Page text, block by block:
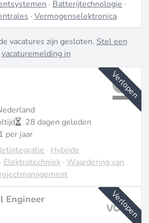
· Batterijtechnologie ·
·Vermogenselektronica
vacatures zijn gesloten. Stel een
vacaturemelding in
Verlopen
28 dagen geleden
per jaar
· Hybride
· Elektrotechniek · Waardering van
Verlopen
Engineer